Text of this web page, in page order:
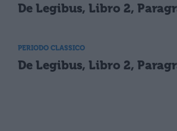
De Legibus, Libro 2,
PERIODO CLASSICO
De Legibus, Libro 2,